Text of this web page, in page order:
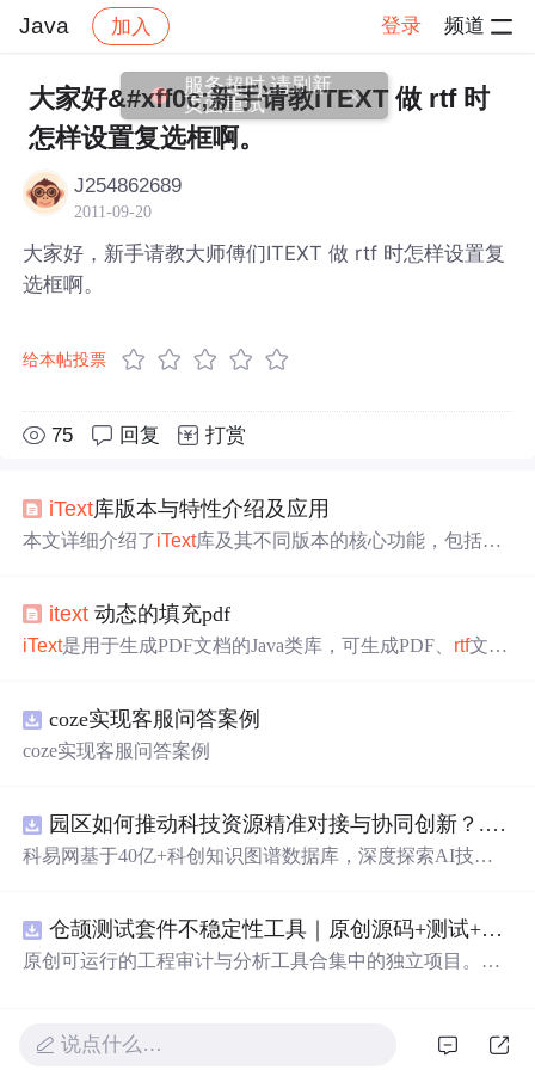
Java 加入 登录 频道
社区 Java 帖子详情
大家好&#xff0c;新手请教ITEXT 做 rtf 时
怎样设置复选框啊。
J254862689
2011-09-20
大家好，新手请教大师傅们ITEXT 做 rtf 时怎样设置复
选框啊。
给本帖投票
75 回复 打赏
iText库版本与特性介绍及应用
本文详细介绍了iText库及其不同版本的核心功能，包括PD
议，强调了安全性考量和最佳实践，以帮助开发者安全高
效地使用iText库。
itext 动态的填充pdf
iText是用于生成PDF文档的Java类库，可生成PDF、 rtf文
ervlet中调用IText返回给客户端的方法，最后分享了工作中
动态选中选框的解决办法。
coze实现客服问答案例
coze实现客服问答案例
园区如何推动科技资源精准对接与协同创新？.docx
科易网基于40亿+科创知识图谱数据库，深度探索AI技术
新领域的AI+数智化解决方案，推动科技创新与产业创新
智能化发展。
仓颉测试套件不稳定性工具｜原创源码+测试+离线报告
原创可运行的工程审计与分析工具合集中的独立项目。每
VG 报告、1080×720 运行效果图、README、运行说明、
MIT License 与原创授权声明。零第三方运行依赖，不包含
说点什么…
服务超时,请刷新
页面重试